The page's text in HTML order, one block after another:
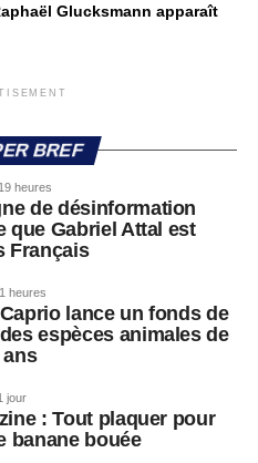
Glucksmann apparaît
BREF
heures
de désinformation
que Gabriel Attal est
Français
heures
lance un fonds de
espèces animales de
ans
jour
: Tout plaquer pour
banane bouée